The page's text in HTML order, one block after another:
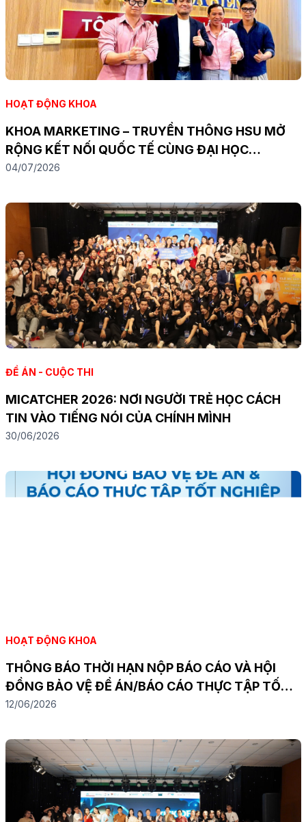
HOẠT ĐỘNG KHOA
KHOA MARKETING – TRUYỀN THÔNG HSU MỞ
RỘNG KẾT NỐI QUỐC TẾ CÙNG ĐẠI HỌC
TEKNOLOGI MARA MALAYSIA
04/07/2026
ĐỀ ÁN - CUỘC THI
MICATCHER 2026: NƠI NGƯỜI TRẺ HỌC CÁCH
TIN VÀO TIẾNG NÓI CỦA CHÍNH MÌNH
30/06/2026
HOẠT ĐỘNG KHOA
THÔNG BÁO THỜI HẠN NỘP BÁO CÁO VÀ HỘI
ĐỒNG BẢO VỆ ĐỀ ÁN/BÁO CÁO THỰC TẬP TỐT
NGHIỆP – HỌC KỲ 2533
12/06/2026